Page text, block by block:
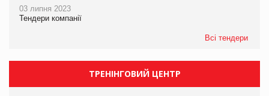
03 липня 2023
Тендери компанії
Всі тендери
ТРЕНІНГОВИЙ ЦЕНТР